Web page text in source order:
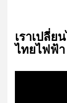
เรา​เปลี่ย
ไทย​ไฟฟ้